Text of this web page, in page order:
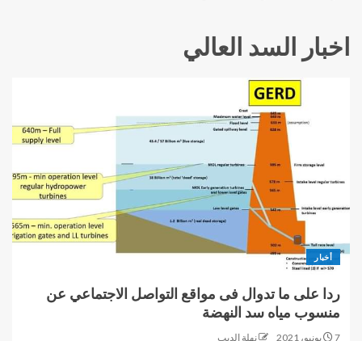
اخبار السد العالي
أخبار
ردا على ما تدوال فى مواقع التواصل الاجتماعي عن
منسوب مياه سد النهضة
7 يونيو، 2021 نهلة الديب